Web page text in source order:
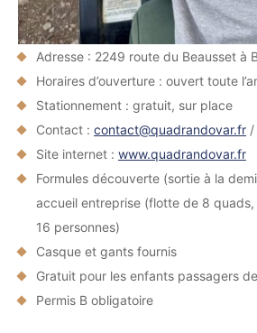
Adresse : 2249 route du Beausset à
Horaires d’ouverture : ouvert toute
Stationnement : gratuit, sur place
Contact : contact@quadrandovar.fr /
Site internet : www.quadrandovar.fr
Formules découverte (sortie à la
accueil entreprise (flotte de 8
16 personnes)
Casque et gants fournis
Gratuit pour les enfants passagers
Permis B obligatoire